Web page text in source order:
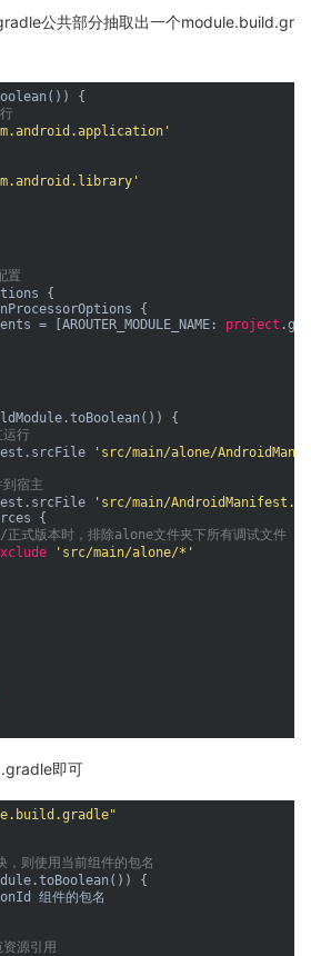
公共部分抽取出一个module.build.gr
{
置
{
{
= [AROUTER_MODULE_NAME:
project
{
行
'src/main/alone/
宿主
'src/main/
{
式版本时，排除alone文件夹下所有调试文件
'src/main/alone/*'
即可
则使用当前组件的包名
{
组件的包名
源引用